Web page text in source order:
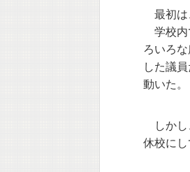
最初は
学校内
ろいろ
した議
動いた。
しかし
休校にし